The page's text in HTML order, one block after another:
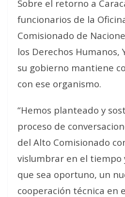
Sobre el retorno a
funcionarios de la
Comisionado de
los Derechos Humanos,
su gobierno mantiene
con ese organismo.
“Hemos planteado y
proceso de
del Alto Comisionado
vislumbrar en el tiempo
que sea oportuno, un
cooperación técnica en